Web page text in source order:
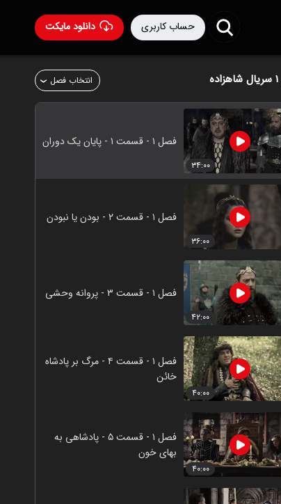
دانلود مایکت حساب کاربری
سریال شاهزاده انتخاب فصل
۳۴:۰۰
فصل ۱ - قسمت ۱ - پایان یک دوران
۳۶:۰۰
فصل ۱ - قسمت ۲ - بودن یا نبودن
۴۲:۰۰
فصل ۱ - قسمت ۳ - پروانه وحشی
۴۰:۰۰
فصل ۱ - قسمت ۴ - مرگ بر پادشاه
خائن
۴۰:۰۰
فصل ۱ - قسمت ۵ - پادشاهی به
بهای خون